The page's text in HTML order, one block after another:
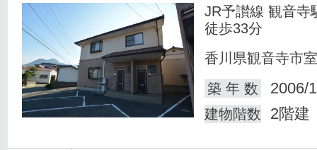
JR予讃線 観音寺
徒歩33分
香川県観音寺市
築 年 数
2006/
建物階数 2階建